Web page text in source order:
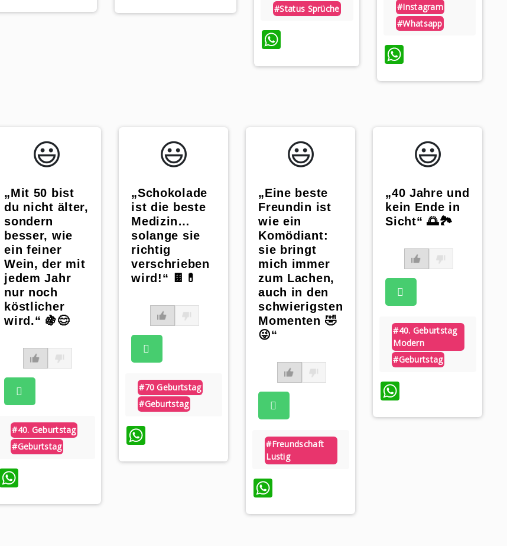
#status Sprüche
WhatsApp
#instagram
#whatsapp
WhatsApp
😃️
„Mit 50 bist
du nicht älter,
sondern
besser, wie
ein feiner
Wein, der mit
jedem Jahr
nur noch
köstlicher
wird.“ 🍇😊
#40. Geburtstag
#geburtstag
WhatsApp
😃️
„Schokolade
ist die beste
Medizin…
solange sie
richtig
verschrieben
wird!“ 🍫💊
#70 Geburtstag
#geburtstag
WhatsApp
😃️
„Eine beste
Freundin ist
wie ein
Komödiant:
sie bringt
mich immer
zum Lachen,
auch in den
schwierigsten
Momenten 🤣
😜“
#freundschaft
Lustig
WhatsApp
😃️
„40 Jahre und
kein Ende in
Sicht“ 🌅🏞️
#40. Geburtstag
Modern
#geburtstag
WhatsApp